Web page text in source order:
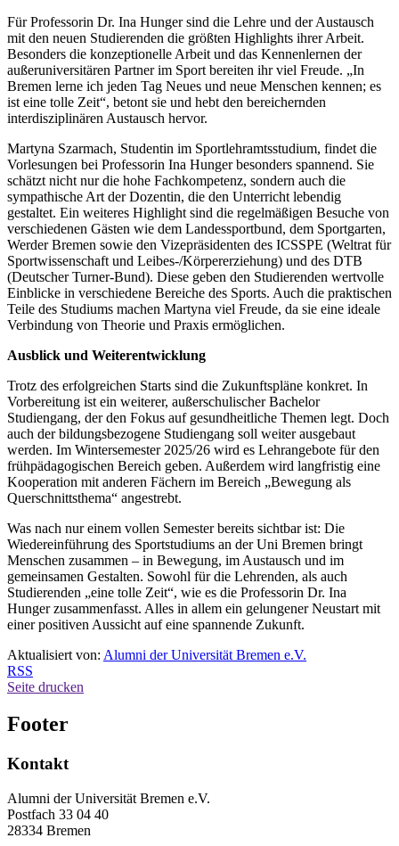
Für Professorin Dr. Ina Hunger sind die Lehre und der Austausch
mit den neuen Studierenden die größten Highlights ihrer Arbeit.
Besonders die konzeptionelle Arbeit und das Kennenlernen der
außeruniversitären Partner im Sport bereiten ihr viel Freude. „In
Bremen lerne ich jeden Tag Neues und neue Menschen kennen; es
ist eine tolle Zeit“, betont sie und hebt den bereichernden
interdisziplinären Austausch hervor.
Martyna Szarmach, Studentin im Sportlehramtsstudium, findet die
Vorlesungen bei Professorin Ina Hunger besonders spannend. Sie
schätzt nicht nur die hohe Fachkompetenz, sondern auch die
sympathische Art der Dozentin, die den Unterricht lebendig
gestaltet. Ein weiteres Highlight sind die regelmäßigen Besuche von
verschiedenen Gästen wie dem Landessportbund, dem Sportgarten,
Werder Bremen sowie den Vizepräsidenten des ICSSPE (Weltrat für
Sportwissenschaft und Leibes-/Körpererziehung) und des DTB
(Deutscher Turner-Bund). Diese geben den Studierenden wertvolle
Einblicke in verschiedene Bereiche des Sports. Auch die praktischen
Teile des Studiums machen Martyna viel Freude, da sie eine ideale
Verbindung von Theorie und Praxis ermöglichen.
Ausblick und Weiterentwicklung
Trotz des erfolgreichen Starts sind die Zukunftspläne konkret. In
Vorbereitung ist ein weiterer, außerschulischer Bachelor
Studiengang, der den Fokus auf gesundheitliche Themen legt. Doch
auch der bildungsbezogene Studiengang soll weiter ausgebaut
werden. Im Wintersemester 2025/26 wird es Lehrangebote für den
frühpädagogischen Bereich geben. Außerdem wird langfristig eine
Kooperation mit anderen Fächern im Bereich „Bewegung als
Querschnittsthema“ angestrebt.
Was nach nur einem vollen Semester bereits sichtbar ist: Die
Wiedereinführung des Sportstudiums an der Uni Bremen bringt
Menschen zusammen – in Bewegung, im Austausch und im
gemeinsamen Gestalten. Sowohl für die Lehrenden, als auch
Studierenden „eine tolle Zeit“, wie es die Professorin Dr. Ina
Hunger zusammenfasst. Alles in allem ein gelungener Neustart mit
einer positiven Aussicht auf eine spannende Zukunft.
Aktualisiert von: Alumni der Universität Bremen e.V.
RSS
Seite drucken
Footer
Kontakt
Alumni der Universität Bremen e.V.
Postfach 33 04 40
28334 Bremen